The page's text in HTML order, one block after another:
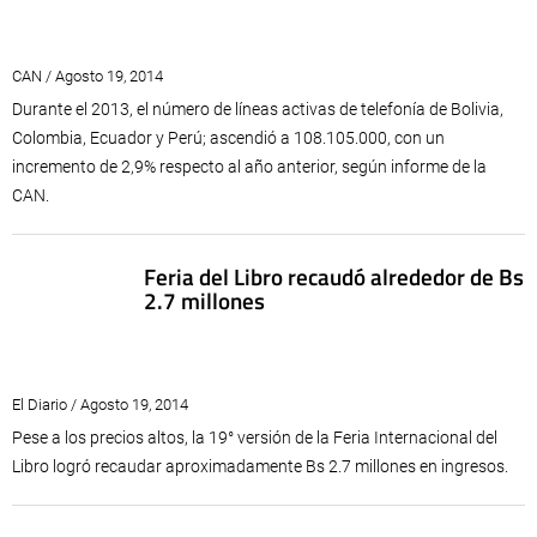
CAN / Agosto 19, 2014
Durante el 2013, el número de líneas activas de telefonía de Bolivia,
Colombia, Ecuador y Perú; ascendió a 108.105.000, con un
incremento de 2,9% respecto al año anterior, según informe de la
CAN.
Feria del Libro recaudó alrededor de Bs
2.7 millones
El Diario / Agosto 19, 2014
Pese a los precios altos, la 19° versión de la Feria Internacional del
Libro logró recaudar aproximadamente Bs 2.7 millones en ingresos.